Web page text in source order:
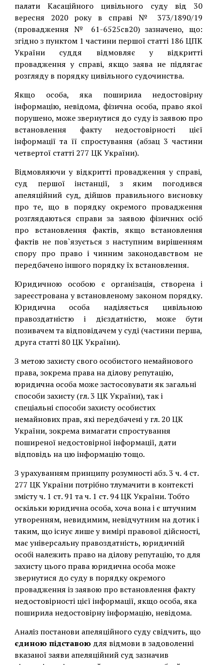
палати Касаційного цивільного суду від 30
вересня 2020 року в справі № 373/1890/19
(провадження № 61-6525св20) зазначено, що:
згідно з пунктом 1 частини першої статті 186 ЦПК
України суддя відмовляє у відкритті
провадження у справі, якщо заява не підлягає
розгляду в порядку цивільного судочинства.
Якщо особа, яка поширила недостовірну
інформацію, невідома, фізична особа, право якої
порушено, може звернутися до суду із заявою про
встановлення факту недостовірності цієї
інформації та її спростування (абзац 3 частини
четвертої статті 277 ЦК України).
Відмовляючи у відкритті провадження у справі,
суд першої інстанції, з яким погодився
апеляційний суд, дійшов правильного висновку
про те, що в порядку окремого провадження
розглядаються справи за заявою фізичних осіб
про встановлення фактів, якщо встановлення
фактів не пов`язується з наступним вирішенням
спору про право і чинним законодавством не
передбачено іншого порядку їх встановлення.
Юридичною особою є організація, створена і
зареєстрована у встановленому законом порядку.
Юридична особа наділяється цивільною
правоздатністю і дієздатністю, може бути
позивачем та відповідачем у суді (частини перша,
друга статті 80 ЦК України).
З метою захисту свого особистого немайнового
права, зокрема права на ділову репутацію,
юридична особа може застосовувати як загальні
способи захисту (гл. 3 ЦК України), так і
спеціальні способи захисту особистих
немайнових прав, які передбачені у гл. 20 ЦК
України, зокрема вимагати спростування
поширеної недостовірної інформації, дати
відповідь на цю інформацію тощо.
З урахуванням принципу розумності абз. 3 ч. 4 ст.
277 ЦК України потрібно тлумачити в контексті
змісту ч. 1 ст. 91 та ч. 1 ст. 94 ЦК України. Тобто
оскільки юридична особа, хоча вона і є штучним
утворенням, невидимим, невідчутним на дотик і
таким, що існує лише у вимірі правової дійсності,
має універсальну правоздатність, юридичній
особі належить право на ділову репутацію, то для
захисту цього права юридична особа може
звернутися до суду в порядку окремого
провадження із заявою про встановлення факту
недостовірності цієї інформації, якщо особа, яка
поширила недостовірну інформацію, невідома.
Аналіз постанови апеляційного суду свідчить, що
єдиною підставою для відмови в задоволенні
вказаної заяви апеляційний суд зазначив